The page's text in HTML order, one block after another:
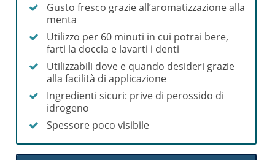
Gusto fresco grazie all’aromatizzazione alla
menta
Utilizzo per 60 minuti in cui potrai bere,
farti la doccia e lavarti i denti
Utilizzabili dove e quando desideri grazie
alla facilità di applicazione
Ingredienti sicuri: prive di perossido di
idrogeno
Spessore poco visibile